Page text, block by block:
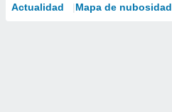
Actualidad Mapa de nubosidad